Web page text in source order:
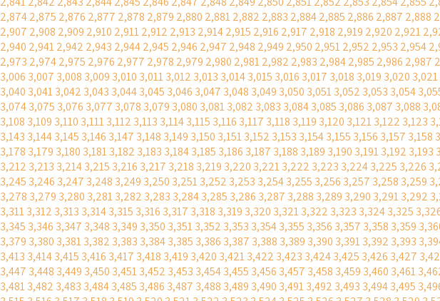
2,8742,875 2,876 2,877 2,878 2,879 2,880 2,8812,882 2,883 2,8842,885 2,886 2,887 2,888
2,907 2,908 2,909 2,910 2,9112,912 2,913 2,9142,915 2,916 2,917 2,918 2,919 2,920 2,921
2,940 2,9412,942 2,943 2,9442,945 2,946 2,947 2,948 2,949 2,950 2,9512,952 2,953 2,954
2,973 2,9742,975 2,976 2,977 2,978 2,979 2,980 2,9812,982 2,983 2,9842,985 2,986 2,987
3,006 3,007 3,008 3,009 3,010 3,0113,012 3,013 3,0143,015 3,016 3,017 3,018 3,019 3,020 3,021
3,040 3,0413,042 3,043 3,0443,045 3,046 3,047 3,048 3,049 3,050 3,0513,052 3,053 3,054
3,0743,075 3,076 3,077 3,078 3,079 3,080 3,0813,082 3,083 3,0843,085 3,086 3,087 3,088
3,108 3,109 3,110 3,1113,112 3,113 3,1143,115 3,116 3,117 3,118 3,119 3,120 3,1213,122 3,123
3,143 3,1443,145 3,146 3,147 3,148 3,149 3,150 3,1513,152 3,153 3,1543,155 3,156 3,157 3,158
3,178 3,179 3,180 3,1813,182 3,183 3,1843,185 3,186 3,187 3,188 3,189 3,190 3,1913,192 3,193
3,212 3,213 3,2143,215 3,216 3,217 3,218 3,219 3,220 3,2213,222 3,223 3,2243,225 3,226
3,245 3,246 3,247 3,248 3,249 3,250 3,2513,252 3,253 3,2543,255 3,256 3,257 3,258 3,259
3,278 3,279 3,280 3,2813,282 3,283 3,2843,285 3,286 3,287 3,288 3,289 3,290 3,2913,292
3,3113,312 3,313 3,3143,315 3,316 3,317 3,318 3,319 3,320 3,3213,322 3,323 3,3243,325
3,345 3,346 3,347 3,348 3,349 3,350 3,3513,352 3,353 3,3543,355 3,356 3,357 3,358 3,359
3,379 3,380 3,3813,382 3,383 3,3843,385 3,386 3,387 3,388 3,389 3,390 3,3913,392 3,393
3,413 3,4143,415 3,416 3,417 3,418 3,419 3,420 3,4213,422 3,423 3,4243,425 3,426 3,427
3,447 3,448 3,449 3,450 3,4513,452 3,453 3,4543,455 3,456 3,457 3,458 3,459 3,460 3,461
3,4813,482 3,483 3,4843,485 3,486 3,487 3,488 3,489 3,490 3,4913,492 3,493 3,4943,495